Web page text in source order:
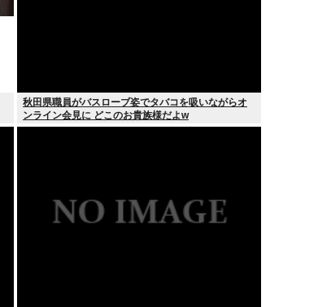
秋田県職員がバスローブ姿でタバコを吸いながらオ
ンライン会見に どこのお貴族様だよw